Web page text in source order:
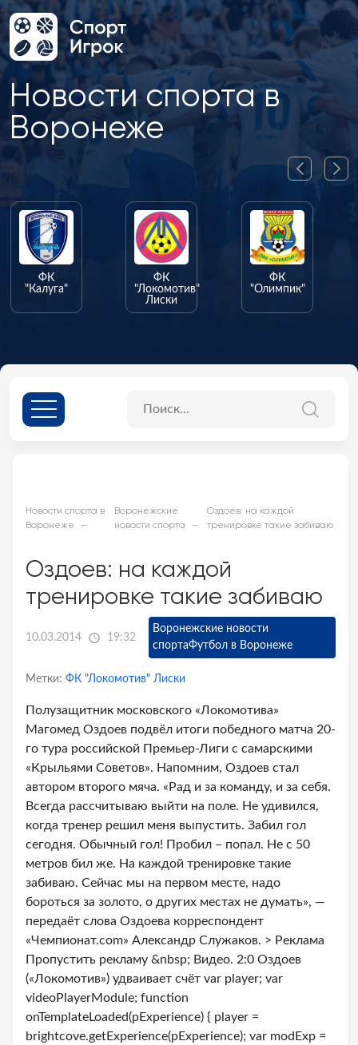
Новости спорта в
Воронеже
ФК
"Калуга"
ФК
"Локомотив"
Лиски
ФК
"Олимпик"
Новости спорта в
Воронеже
Воронежские
новости спорта
Оздоев: на каждой
тренировке такие забиваю
Оздоев: на каждой
тренировке такие забиваю
10.03.2014 19:32
Воронежские новости
спортаФутбол в Воронеже
Метки: ФК "Локомотив" Лиски
Полузащитник московского «Локомотива»
Магомед Оздоев подвёл итоги победного матча 20-
го тура российской Премьер-Лиги с самарскими
«Крыльями Советов». Напомним, Оздоев стал
автором второго мяча. «Рад и за команду, и за себя.
Всегда рассчитываю выйти на поле. Не удивился,
когда тренер решил меня выпустить. Забил гол
сегодня. Обычный гол! Пробил – попал. Не с 50
метров бил же. На каждой тренировке такие
забиваю. Сейчас мы на первом месте, надо
бороться за золото, о других местах не думать», —
передаёт слова Оздоева корреспондент
«Чемпионат.com» Александр Служаков. > Реклама
Пропустить рекламу &nbsp; Видео. 2:0 Оздоев
(«Локомотив») удваивает счёт var player; var
videoPlayerModule; function
onTemplateLoaded(pExperience) { player =
brightcove.getExperience(pExperience); var modExp =